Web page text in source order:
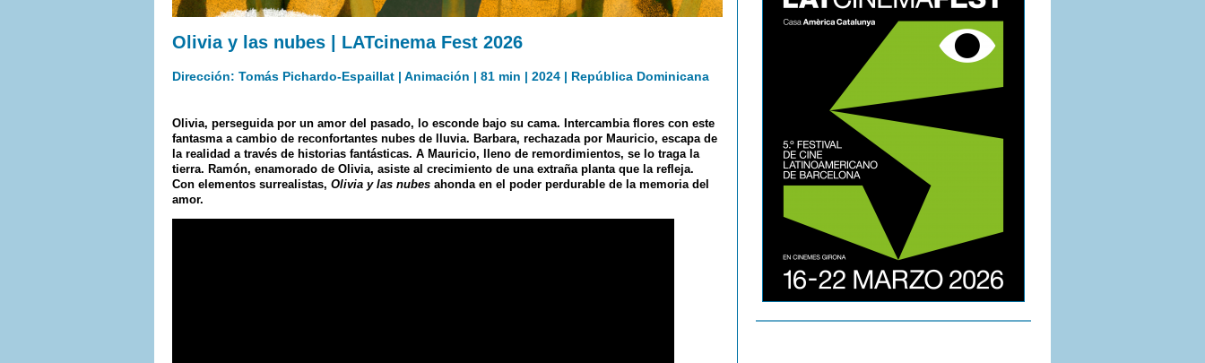
Olivia y las nubes | LATcinema Fest 2026
Dirección: Tomás Pichardo-Espaillat | Animación | 81 min | 2024 | República Dominicana
Olivia, perseguida por un amor del pasado, lo esconde bajo su cama. Intercambia flores con este
fantasma a cambio de reconfortantes nubes de lluvia. Barbara, rechazada por Mauricio, escapa de
la realidad a través de historias fantásticas. A Mauricio, lleno de remordimientos, se lo traga la
tierra. Ramón, enamorado de Olivia, asiste al crecimiento de una extraña planta que la refleja.
Con elementos surrealistas, Olivia y las nubes ahonda en el poder perdurable de la memoria del
amor.